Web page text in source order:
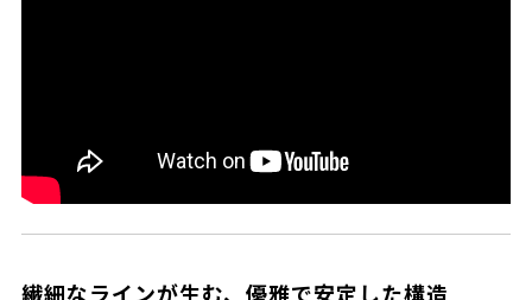
繊細なラインが生む、優雅で安定した構造